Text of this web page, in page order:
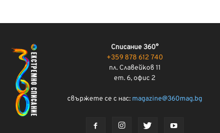
Списание 360°
+359 878 612 740
пл. Славейков 11
ет. 6, офис 2
свържете се с нас: magazine@360mag.bg